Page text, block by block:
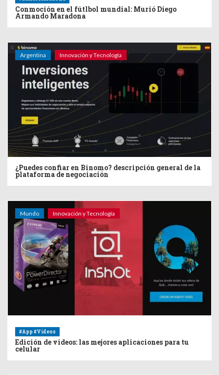
Conmoción en el fútlbol mundial: Murió Diego
Armando Maradona
Argentina Innovación y Tecnología
¿Puedes confiar en Binomo? descripción general de la
plataforma de negociación
Mundo Innovación y Tecnología
#App #Videos
Edición de videos: las mejores aplicaciones para tu
celular